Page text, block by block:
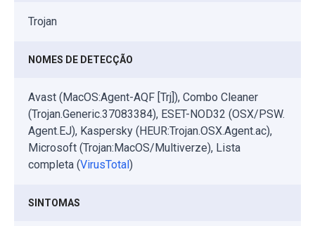
Trojan
NOMES DE DETECÇÃO
Avast (MacOS:Agent-AQF [Trj]), Combo Cleaner
(Trojan.Generic.37083384), ESET-NOD32 (OSX/PSW.
Agent.EJ), Kaspersky (HEUR:Trojan.OSX.Agent.ac),
Microsoft (Trojan:MacOS/Multiverze), Lista
completa (VirusTotal )
SINTOMAS